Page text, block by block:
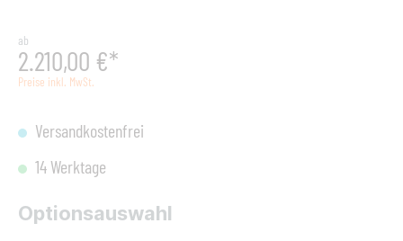
ab
2.210,00 €*
Preise inkl. MwSt.
Versandkostenfrei
14 Werktage
Optionsauswahl